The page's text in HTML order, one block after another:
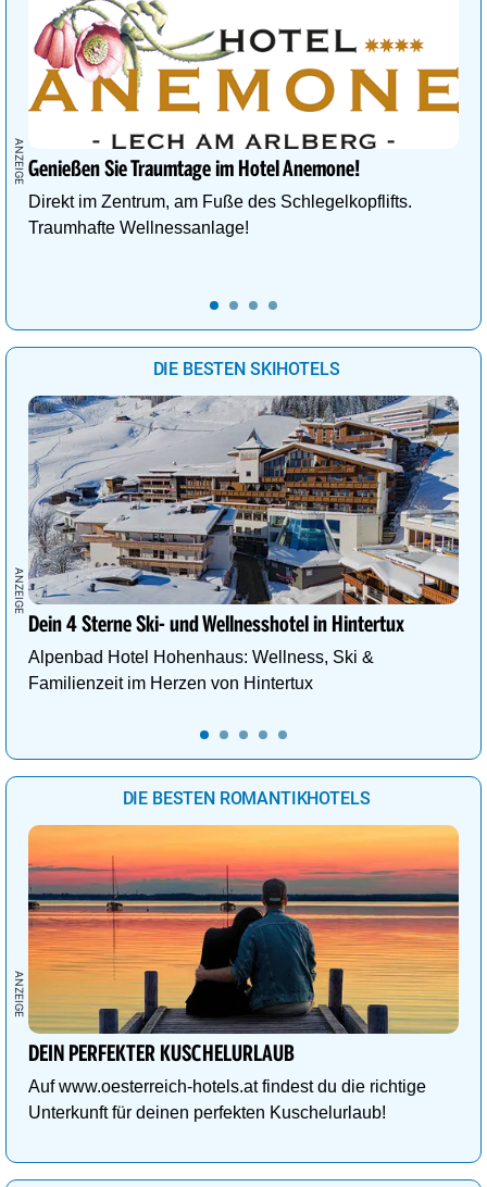
Genießen Sie Traumtage im Hotel Anemone!
Direkt im Zentrum, am Fuße des Schlegelkopflifts.
Traumhafte Wellnessanlage!
DIE BESTEN SKIHOTELS
Dein 4 Sterne Ski- und Wellnesshotel in Hintertux
Alpenbad Hotel Hohenhaus: Wellness, Ski &
Familienzeit im Herzen von Hintertux
DIE BESTEN ROMANTIKHOTELS
DEIN PERFEKTER KUSCHELURLAUB
Auf www.oesterreich-hotels.at findest du die richtige
Unterkunft für deinen perfekten Kuschelurlaub!